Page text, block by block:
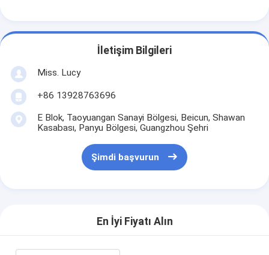
Buzdolabı Proofer
Konveksiyon fırını
Kombinasyonlu Fırın
İletişim Bilgileri
Miss. Lucy
+86 13928763696
E Blok, Taoyuangan Sanayi Bölgesi, Beicun, Shawan
Kasabası, Panyu Bölgesi, Guangzhou Şehri
Şimdi başvurun
En İyi Fiyatı Alın